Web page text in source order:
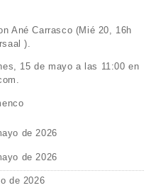
Ané Carrasco (Mié 20, 16h
).
15 de mayo a las 11:00 en
de 2026
de 2026
de 2026